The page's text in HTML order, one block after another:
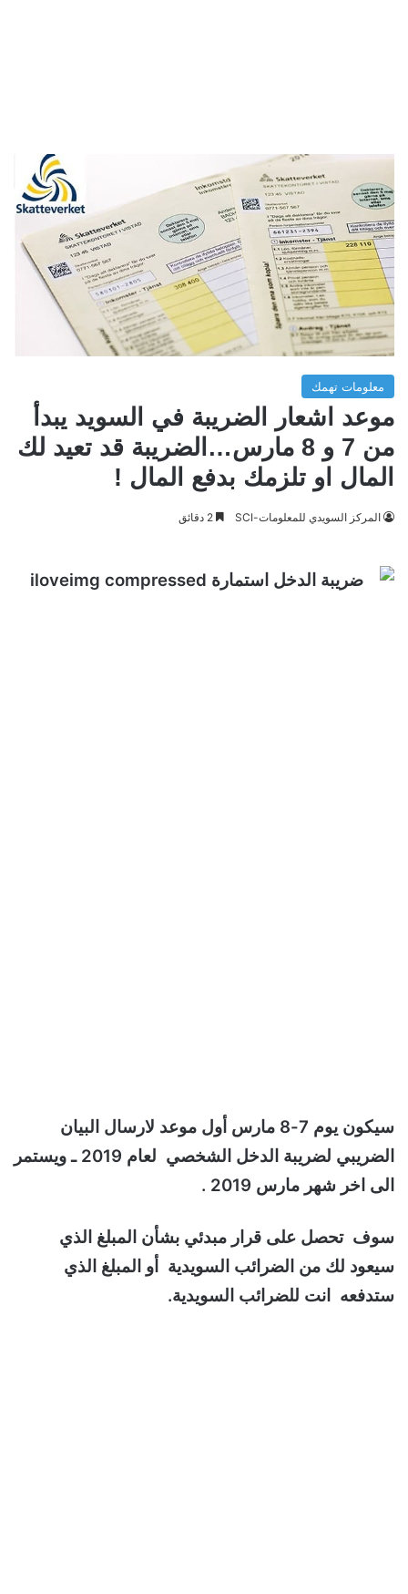
معلومات تهمك
موعد اشعار الضريبة في السويد يبدأ
من 7 و 8 مارس…الضريبة قد تعيد لك
المال او تلزمك بدفع المال !
المركز السويدي للمعلومات-SCI
سيكون يوم 7-8 مارس أول موعد لارسال البيان
الضريبي لضريبة الدخل الشخصي لعام 2019 ـ ويستمر
الى اخر شهر مارس 2019 .
سوف تحصل على قرار مبدئي بشأن المبلغ الذي
سيعود لك من الضرائب السويدية أو المبلغ الذي
ستدفعه انت للضرائب السويدية.